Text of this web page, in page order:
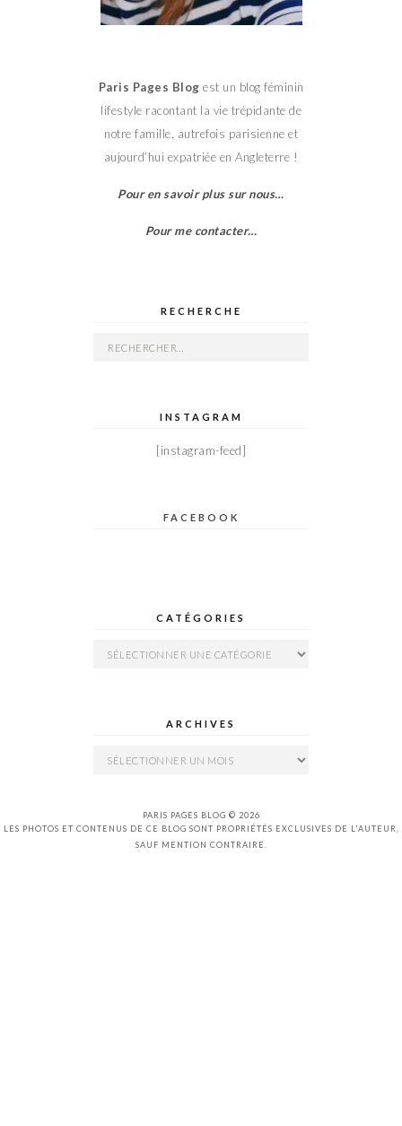
Paris Pages Blog est un blog féminin
lifestyle racontant la vie trépidante de
notre famille, autrefois parisienne et
aujourd’hui expatriée en Angleterre !
Pour en savoir plus sur nous…
Pour me contacter…
RECHERCHE
Rechercher :
INSTAGRAM
[instagram-feed]
FACEBOOK
CATÉGORIES
Catégories
ARCHIVES
Archives
PARIS PAGES BLOG © 2026
LES PHOTOS ET CONTENUS DE CE BLOG SONT PROPRIÉTÉS EXCLUSIVES DE L'AUTEUR,
SAUF MENTION CONTRAIRE.